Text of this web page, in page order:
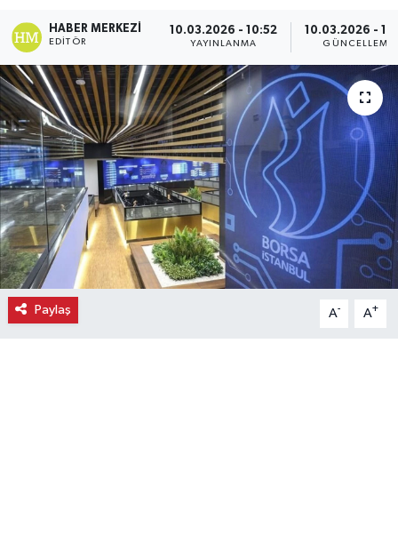
HABER MERKEZI
EDITÖR
10.03.2026 - 10:52
YAYINLANMA
10.03.2026 -
GÜNCELLEME
Paylaş A- A+
Dünya
Eğitim
Ekonomi
Eleman
Emlak
Gündem
Gurme
Son Dakika Haberleri
Haber Arşivi